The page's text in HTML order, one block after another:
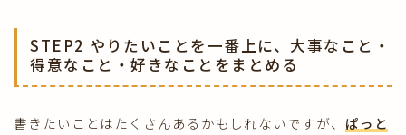
STEP2 やりたいことを一番上に、大事なこと・
得意なこと・好きなことをまとめる
書きたいことはたくさんあるかもしれないですが、 ぱっと